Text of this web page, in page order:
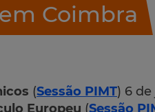
Coimbra
(Sessão PIMT) 6
Europeu (Sessão